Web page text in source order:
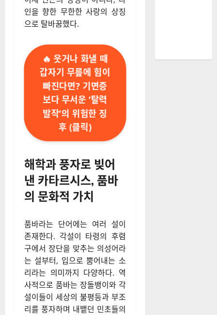
인을 향한 무한한 사랑의 상징
으로 탈바꿈했다.
🔥 웃거나 화낼 때
갑자기 무릎에 힘이
빠진다면? 기면증
보다 무서운 ‘탈력
발작’의 위험한 징
후 (클릭)
해학과 풍자로 빚어
낸 카타르시스, 품바
의 문화적 가치
품바라는 단어에는 여러 설이
존재한다. 각설이 타령의 후렴
구에서 장단을 맞추는 의성어라
는 설부터, 입으로 뿜어내는 소
리라는 의미까지 다양하다. 역
사적으로 품바는 장돌뱅이와 각
설이들이 세상의 불평등과 부조
리를 풍자하며 내뱉던 민초들의